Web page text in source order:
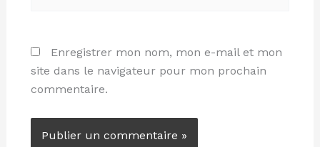
Enregistrer mon nom, mon e-mail et mon
site dans le navigateur pour mon prochain
commentaire.